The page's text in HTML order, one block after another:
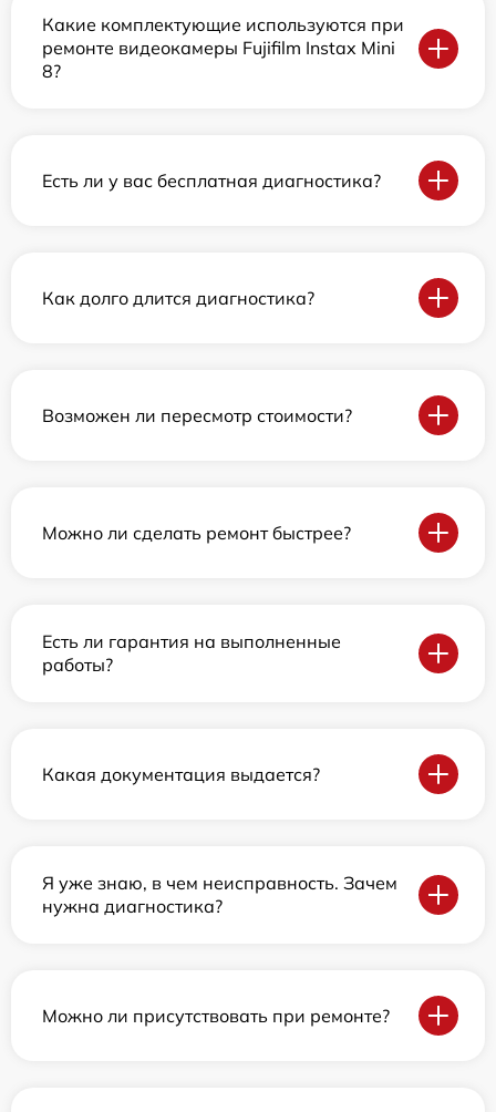
Какие комплектующие используются при
ремонте видеокамеры Fujifilm Instax Mini
8?
Есть ли у вас бесплатная диагностика?
Как долго длится диагностика?
Возможен ли пересмотр стоимости?
Можно ли сделать ремонт быстрее?
Есть ли гарантия на выполненные
работы?
Какая документация выдается?
Я уже знаю, в чем неисправность. Зачем
нужна диагностика?
Можно ли присутствовать при ремонте?